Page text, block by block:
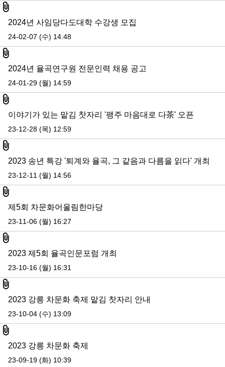
첨부파일
2024년 사임당다도대학 수강생 모집
24-02-07 (수) 14:48
첨부파일
2024년 율곡연구원 전문인력 채용 공고
24-01-29 (월) 14:59
첨부파일
이야기가 있는 맡김 찻자리 '팽주 마음대로 다茶' 오픈
23-12-28 (목) 12:59
첨부파일
2023 송년 특강 '퇴계와 율곡, 그 같음과 다름을 읽다' 개최
23-12-11 (월) 14:56
첨부파일
제5회 차문화어울림한마당
23-11-06 (월) 16:27
첨부파일
2023 제5회 율곡인문포럼 개최
23-10-16 (월) 16:31
첨부파일
2023 강릉 차문화 축제 맡김 찻자리 안내
23-10-04 (수) 13:09
첨부파일
2023 강릉 차문화 축제
23-09-19 (화) 10:39